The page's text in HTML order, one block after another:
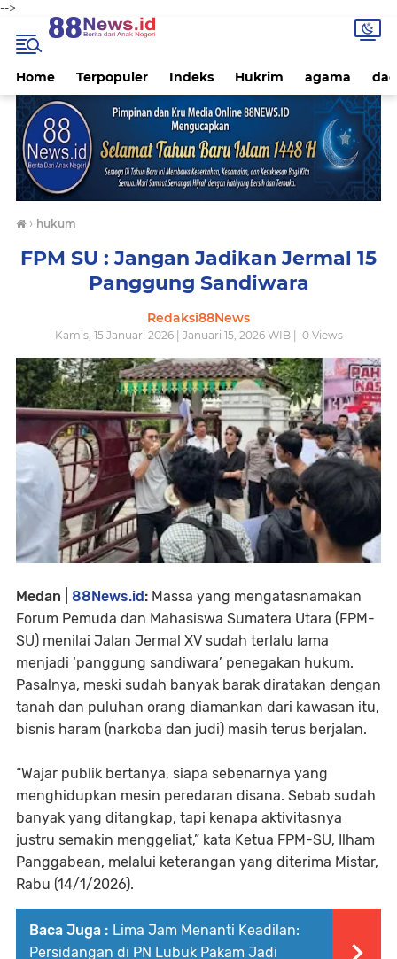
-->
Home Terpopuler Indeks Hukrim agama
› hukum
FPM SU : Jangan Jadikan Jermal 15
Panggung Sandiwara
Redaksi88News
Kamis, 15 Januari 2026 | Januari 15, 2026 WIB | 0Views
Medan | 88News.id: Massa yang mengatasnamakan
Forum Pemuda dan Mahasiswa Sumatera Utara (FPM-
SU) menilai Jalan Jermal XV sudah terlalu lama
menjadi ‘panggung sandiwara’ penegakan hukum.
Pasalnya, meski sudah banyak barak diratakan dengan
tanah dan puluhan orang diamankan dari kawasan itu,
bisnis haram (narkoba dan judi) masih terus berjalan.
“Wajar publik bertanya, siapa sebenarnya yang
menghidupkan mesin peredaran disana. Sebab sudah
banyak yang ditangkap, tapi kenapa aktivitasnya
justru semakin menggeliat,” kata Ketua FPM-SU, Ilham
Panggabean, melalui keterangan yang diterima Mistar,
Rabu (14/1/2026).
Baca Juga : Lima Jam Menanti Keadilan:
Persidangan di PN Lubuk Pakam Jadi